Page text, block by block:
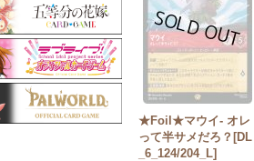
★Foil★マウイ- オレ
って半サメだろ？[DL
_6_124/204_L]